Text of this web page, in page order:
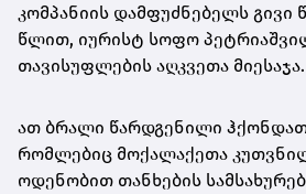
კომპანიის დამფუძნებელს გივი
წლით, იურისტ სოფო
თავისუფლების აღკვეთა
ათ ბრალი წარდგენილი
რომლებიც მოქალაქეთა
ოდენობით თანხების